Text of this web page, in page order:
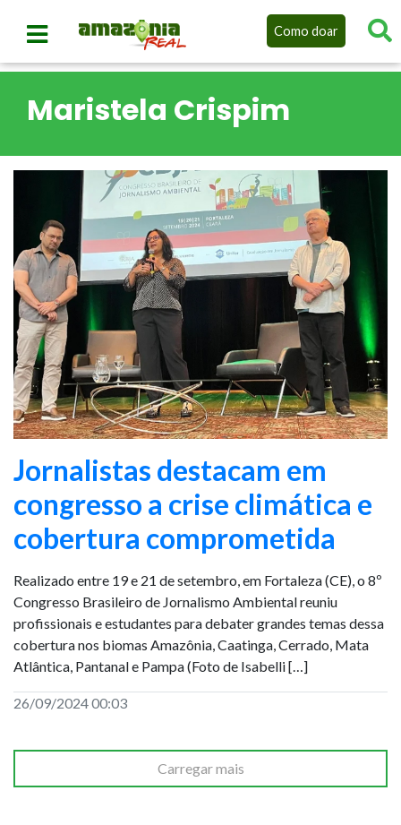
Como doar
Maristela Crispim
Jornalistas destacam em
congresso a crise climática e
cobertura comprometida
Realizado entre 19 e 21 de setembro, em Fortaleza (CE), o 8º
Congresso Brasileiro de Jornalismo Ambiental reuniu
profissionais e estudantes para debater grandes temas dessa
cobertura nos biomas Amazônia, Caatinga, Cerrado, Mata
Atlântica, Pantanal e Pampa (Foto de Isabelli […]
26/09/2024 00:03
Carregar mais